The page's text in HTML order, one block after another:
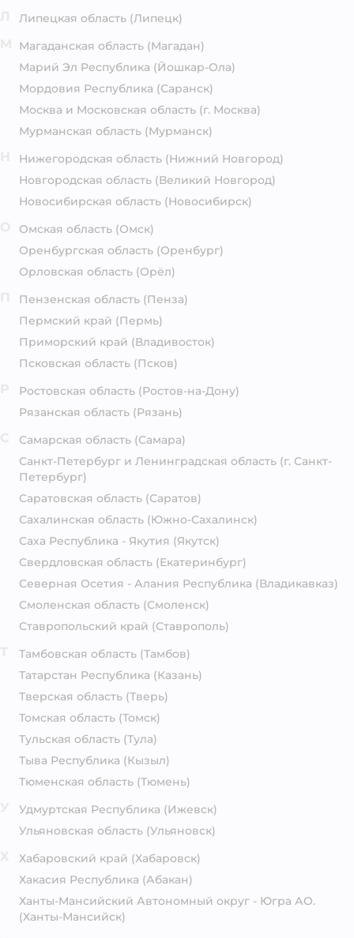
Липецкая область (Липецк)
Магаданская область (Магадан)
Марий Эл Республика (Йошкар-Ола)
Мордовия Республика (Саранск)
Москва и Московская область (г. Москва)
Мурманская область (Мурманск)
Нижегородская область (Нижний Новгород)
Новгородская область (Великий Новгород)
Новосибирская область (Новосибирск)
Омская область (Омск)
Оренбургская область (Оренбург)
Орловская область (Орёл)
Пензенская область (Пенза)
Пермский край (Пермь)
Приморский край (Владивосток)
Псковская область (Псков)
Ростовская область (Ростов-на-Дону)
Рязанская область (Рязань)
Самарская область (Самара)
Санкт-Петербург и Ленинградская область (г. Санкт-
Петербург)
Саратовская область (Саратов)
Сахалинская область (Южно-Сахалинск)
Саха Республика - Якутия (Якутск)
Свердловская область (Екатеринбург)
Северная Осетия - Алания Республика (Владикавказ)
Смоленская область (Смоленск)
Ставропольский край (Ставрополь)
Тамбовская область (Тамбов)
Татарстан Республика (Казань)
Тверская область (Тверь)
Томская область (Томск)
Тульская область (Тула)
Тыва Республика (Кызыл)
Тюменская область (Тюмень)
Удмуртская Республика (Ижевск)
Ульяновская область (Ульяновск)
Хабаровский край (Хабаровск)
Хакасия Республика (Абакан)
Ханты-Мансийский Автономный округ - Югра АО.
(Ханты-Мансийск)